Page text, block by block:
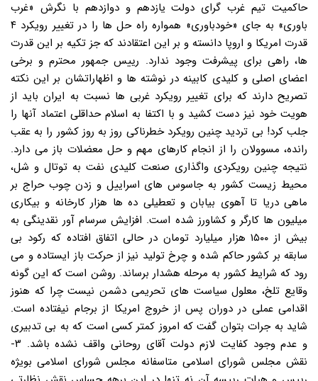
حاکمیت تیم غرب گرای دولت یازدهم و دوازدهم با نگرش «غرب
باوری» به جای «خودباوری» همواره راه حل ها را در تغییر رویکرد ۴
قدرت امریکا و اروپا دانسته و بر این اعتقادند که جز تکیه بر این قدرت
ها، راهی برای پیشرفت وجود ندارد. رییس جمهور محترم و برخی
اعضای اصلی و کلیدی کابینه در نوشته ها و اظهاراتشان بر این نکته
تصریح دارند که برای تغییر رویکرد غربی ها نسبت به ایران باید از
هویت خود نیز دست کشید و با اکتفا به اسلام حداقلی اعتماد آنها را
جلب کرد! بی تردید چنین رویکرد خطرناکی روز به روز کشور را به عقب
رانده، مسوولان را از انجام کارهای مهم و حل معضلات باز می دارد.
نتیجه چنین رویکردی واگذاری صنعت کلیدی نفت به توتال و شل،
محیط زیست کشور به جاسوس های اسراییل و زدن چوب حراج بر
ماهی دریا تا آهوی بیابان و تعطیلی ده ها هزار کارخانه و بیکاری
میلیون ها کارگر و کشاورز شده است. افزایش سرسام آور نقدینگی به
بیش از ۱۵۰۰ هزار میلیارد تومان در حالی اتفاق افتاده که رکود بی
سابقه بر کشور حاکم شده و چرخ تولید نیز از حرکت باز ایستاده و می
رود که شرایط کشور به مرحله هشدار برساند. روشن است که این گونه
وقایع تلخ، معلول سیاست های تحریمی دشمن نیست چرا که هنوز
اقدامی عملی در دوران پس از خروج امریکا از برجام نیفتاده است.
شاید به جرات بتوان گفت که امروز کمتر کسی است که به بی تدبیری
و عدم وجود کفایت لازم دولت آقای روحانی واقف نشده باشد. ۳-
نقش مجلس شورای اسلامی متاسفانه مجلس شورای اسلامی بویژه